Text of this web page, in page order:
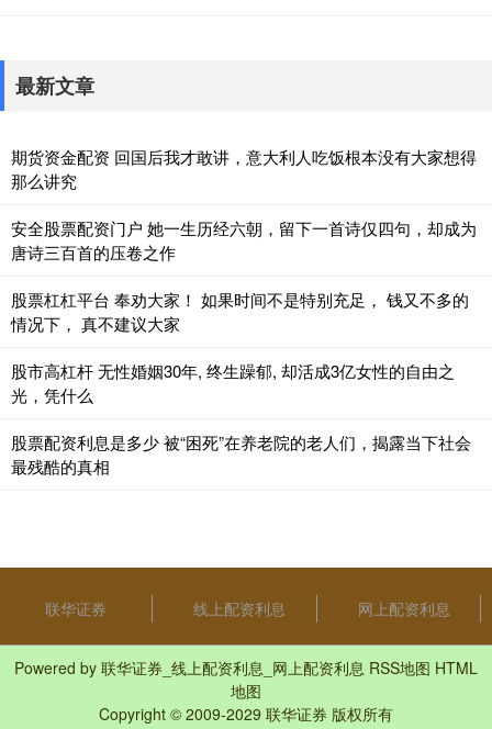
最新文章
期货资金配资 回国后我才敢讲，意大利人吃饭根本没有大家想得
那么讲究
安全股票配资门户 她一生历经六朝，留下一首诗仅四句，却成为
唐诗三百首的压卷之作
股票杠杠平台 奉劝大家！ 如果时间不是特别充足， 钱又不多的
情况下， 真不建议大家
股市高杠杆 无性婚姻30年, 终生躁郁, 却活成3亿女性的自由之
光，凭什么
股票配资利息是多少 被“困死”在养老院的老人们，揭露当下社会
最残酷的真相
联华证券 线上配资利息 网上配资利息
Powered by 联华证券_线上配资利息_网上配资利息 RSS地图 HTML
地图
Copyright © 2009-2029 联华证券 版权所有